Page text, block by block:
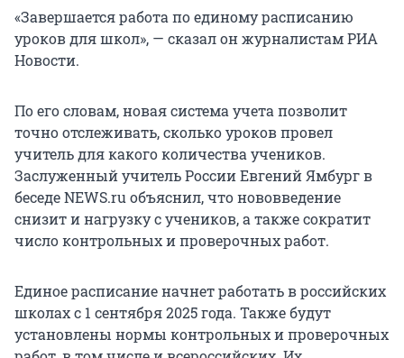
«Завершается работа по единому расписанию
уроков для школ», — сказал он журналистам РИА
Новости.
По его словам, новая система учета позволит
точно отслеживать, сколько уроков провел
учитель для какого количества учеников.
Заслуженный учитель России Евгений Ямбург в
беседе NEWS.ru объяснил, что нововведение
снизит и нагрузку с учеников, а также сократит
число контрольных и проверочных работ.
Единое расписание начнет работать в российских
школах с 1 сентября 2025 года. Также будут
установлены нормы контрольных и проверочных